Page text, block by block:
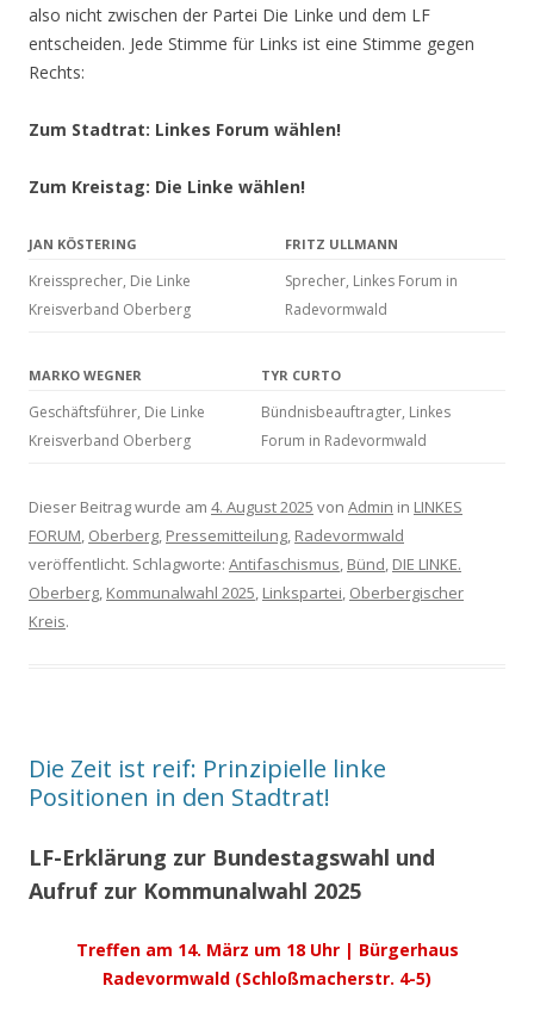
also nicht zwischen der Partei Die Linke und dem LF
entscheiden. Jede Stimme für Links ist eine Stimme gegen
Rechts:
Zum Stadtrat: Linkes Forum wählen!
Zum Kreistag: Die Linke wählen!
JAN KÖSTERING FRITZ ULLMANN
Kreissprecher, Die Linke
Kreisverband Oberberg
Sprecher, Linkes Forum in
Radevormwald
MARKO WEGNER TYR CURTO
Geschäftsführer, Die Linke
Kreisverband Oberberg
Bündnisbeauftragter, Linkes
Forum in Radevormwald
Dieser Beitrag wurde am 4. August 2025 von Admin in LINKES
FORUM, Oberberg, Pressemitteilung, Radevormwald
veröffentlicht. Schlagworte: Antifaschismus, Bünd, DIE LINKE.
Oberberg, Kommunalwahl 2025, Linkspartei, Oberbergischer
Kreis.
Die Zeit ist reif: Prinzipielle linke
Positionen in den Stadtrat!
LF-Erklärung zur Bundestagswahl und
Aufruf zur Kommunalwahl 2025
Treffen am 14. März um 18 Uhr | Bürgerhaus
Radevormwald (Schloßmacherstr. 4-5)